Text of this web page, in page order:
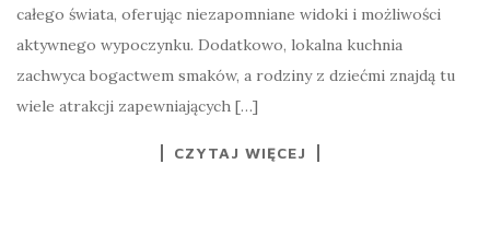
całego świata, oferując niezapomniane widoki i możliwości
aktywnego wypoczynku. Dodatkowo, lokalna kuchnia
zachwyca bogactwem smaków, a rodziny z dziećmi znajdą tu
wiele atrakcji zapewniających […]
CZYTAJ WIĘCEJ